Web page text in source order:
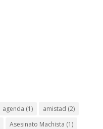
agenda (1) amistad (2)
Asesinato Machista (1)